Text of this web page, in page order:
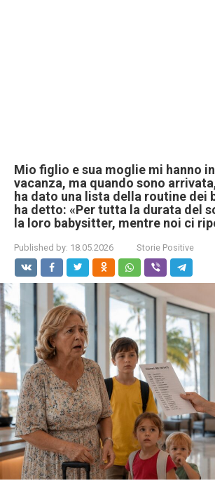
Mio figlio e sua moglie mi hanno
vacanza, ma quando sono
ha dato una lista della routine dei
ha detto: «Per tutta la durata del
la loro babysitter, mentre noi ci
Published by: 18.05.2026 Storie Positive